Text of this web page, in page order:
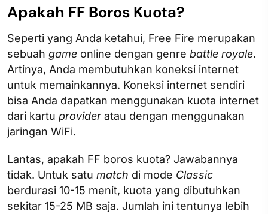
Apakah FF Boros Kuota?
Seperti yang Anda ketahui, Free Fire merupakan
sebuah game online dengan genre battle royale.
Artinya, Anda membutuhkan koneksi internet
untuk memainkannya. Koneksi internet sendiri
bisa Anda dapatkan menggunakan kuota internet
dari kartu provideratau dengan menggunakan
jaringan WiFi.
Lantas, apakah FF boros kuota? Jawabannya
tidak. Untuk satu match di mode Classic
berdurasi 10-15 menit, kuota yang dibutuhkan
sekitar 15-25 MB saja. Jumlah ini tentunya lebih